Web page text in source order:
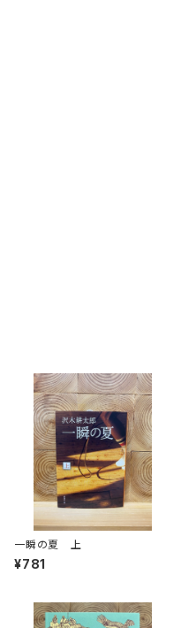
一瞬の夏 上
¥781